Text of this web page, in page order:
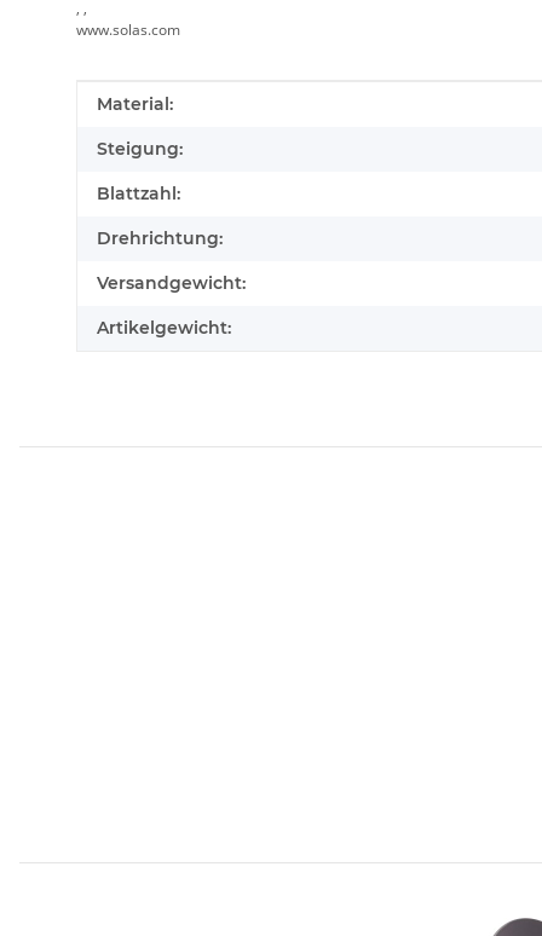
, ,
www.solas.com
Produkteigenschaft
Wert
Material:
Steigung:
Blattzahl:
Drehrichtung:
Versandgewicht:
Artikelgewicht: